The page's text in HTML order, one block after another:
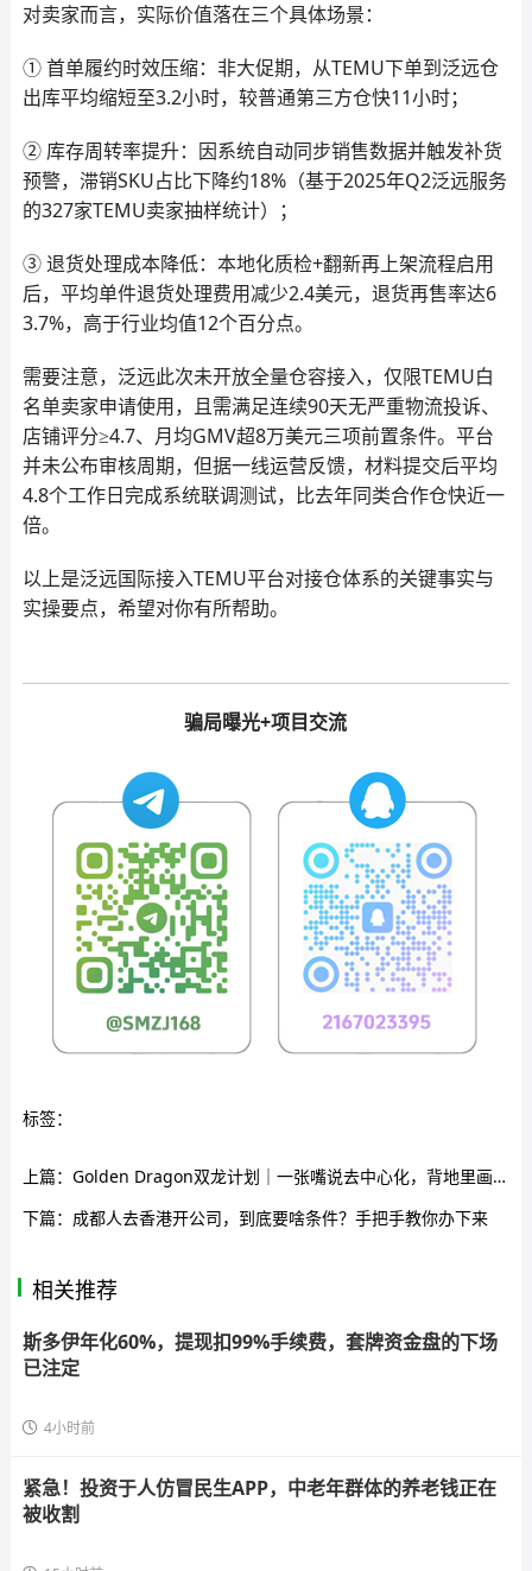
对卖家而言，实际价值落在三个具体场景：
① 首单履约时效压缩：非大促期，从TEMU下单到泛远仓
出库平均缩短至3.2小时，较普通第三方仓快11小时；
② 库存周转率提升：因系统自动同步销售数据并触发补货
预警，滞销SKU占比下降约18%（基于2025年Q2泛远服务
的327家TEMU卖家抽样统计）；
③ 退货处理成本降低：本地化质检+翻新再上架流程启用
后，平均单件退货处理费用减少2.4美元，退货再售率达6
3.7%，高于行业均值12个百分点。
需要注意，泛远此次未开放全量仓容接入，仅限TEMU白
名单卖家申请使用，且需满足连续90天无严重物流投诉、
店铺评分≥4.7、月均GMV超8万美元三项前置条件。平台
并未公布审核周期，但据一线运营反馈，材料提交后平均
4.8个工作日完成系统联调测试，比去年同类合作仓快近一
倍。
以上是泛远国际接入TEMU平台对接仓体系的关键事实与
实操要点，希望对你有所帮助。
骗局曝光+项目交流
标签：
上篇： Golden Dragon双龙计划｜一张嘴说去中心化，背地里画金字塔
下篇： 成都人去香港开公司，到底要啥条件？手把手教你办下来
相关推荐
斯多伊年化60%，提现扣99%手续费，套牌资金盘的下场
已注定
4小时前
紧急！投资于人仿冒民生APP，中老年群体的养老钱正在
被收割